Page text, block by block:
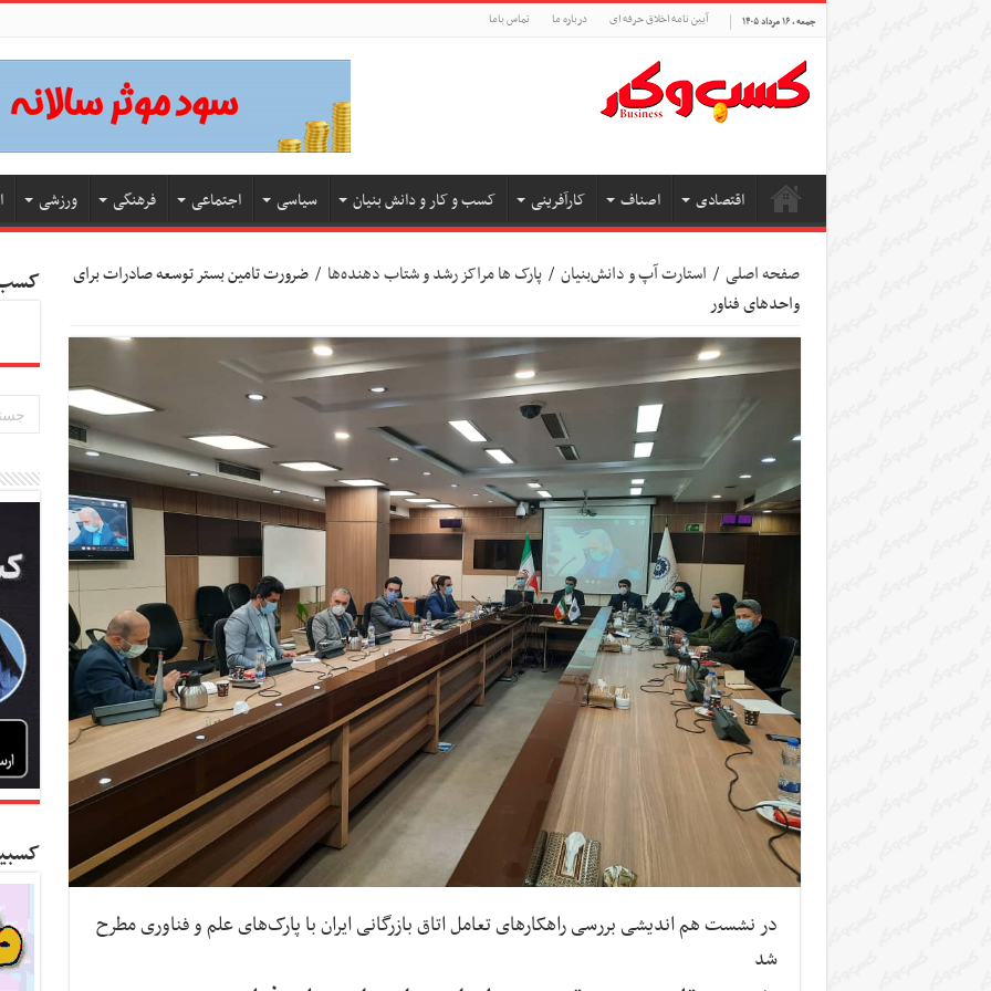
جمعه , ۱۶ مرداد ۱۴۰۵ آیین نامه اخلاق حرفه ای درباره ما تماس باما
اقتصادی اصناف کارآفرینی کسب و کار و دانش بنیان سیاسی اجتماعی فرهنگی ورزشی
صفحه اصلی / استارت آپ‌ و دانش‌بنیان‌ / پارک ها مراکز رشد و شتاب‌ دهنده‌ها / ضرورت تامین بستر توسعه صادرات برای
واحدهای فناور
در نشست هم اندیشی بررسی راهکارهای تعامل اتاق بازرگانی ایران با پارک‌های علم و فناوری مطرح
شد
کسب